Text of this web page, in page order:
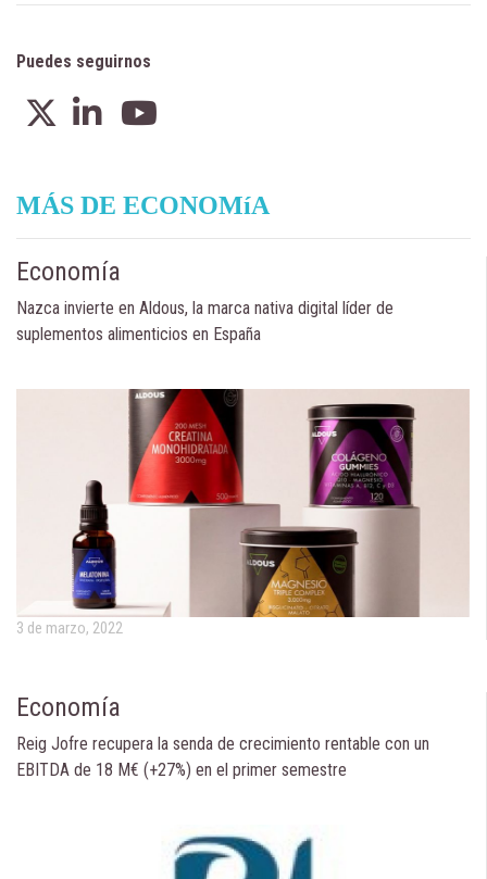
Puedes seguirnos
MÁS DE ECONOMíA
Economía
Nazca invierte en Aldous, la marca nativa digital líder de
suplementos alimenticios en España
3 de marzo, 2022
Economía
Reig Jofre recupera la senda de crecimiento rentable con un
EBITDA de 18 M€ (+27%) en el primer semestre